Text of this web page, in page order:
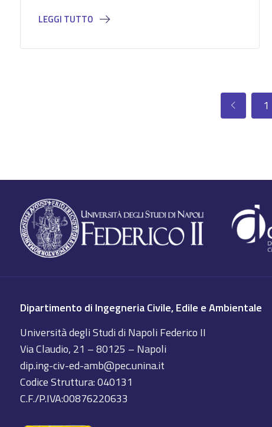
LEGGI TUTTO
1
Dipartimento di Ingegneria Civile, Edile e Ambientale
Università degli Studi di Napoli Federico II
Via Claudio, 21 – 80125 – Napoli
dip.ing-civ-ed-amb@pec.unina.it
Codice Struttura: 040131
C.F./P.IVA:00876220633